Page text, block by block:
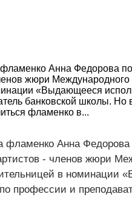
Анна Федорова
жюри
«Выдающееся
банковской школы.
фламенко в...
фламенко Анна
- членов жюри
в номинации
профессии и